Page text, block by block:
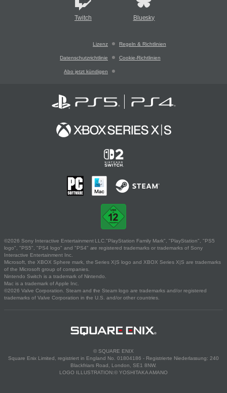
Twitch Bluesky
Lizenz Regeln & Richtlinien
Datenschutzrichtlinie Cookie-Richtlinien
Abo jetzt kündigen
©2026 Sony Interactive Entertainment LLC."PlayStation Family Mark", "PlayStation", "PS5
logo", "PS5", "PS4 logo" and "PS4" are registered trademarks or trademarks of Sony
Interactive Entertainment Inc.
Microsoft, the XBOX Sphere mark, the Series X|S logo and XBOX Series X|S are trademarks
of the Microsoft group of companies.
Nintendo Switch is a trademark of Nintendo.
Mac is a trademark of Apple Inc.
©2026 Valve Corporation. Steam and the Steam logo are trademarks and/or registered
trademarks of Valve Corporation in the U.S. and/or other countries.
© SQUARE ENIX
Square Enix Limited, registriert in England No. 01804186 - Registrierte Niederlassung: 240
Blackfriars Road, London, SE1 8NW.
LOGO ILLUSTRATION:© YOSHITAKA AMANO